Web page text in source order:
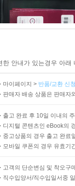
진 북아메리카
엘 아구아
의 이주
리우드에 관한 호화
사
안내가 있는경우 아
마이페이지 > 반품/교환 신
판매자 배송 상품은 판매자
출고 완료 후 10일 이내의
디지털 콘텐츠인 eBook의
중고상품의 경우 출고 완료
모바일 쿠폰의 경우 유효기
고객의 단순변심 및 착오구
직수입양서/직수입일서중